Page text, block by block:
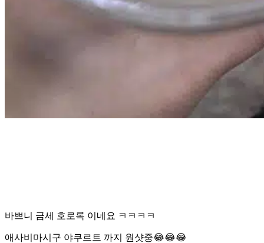
바쁘니 금세 호로록 이네요 ㅋㅋㅋㅋ
애사비마시구 야쿠르트 까지 원샷중😂😂😂